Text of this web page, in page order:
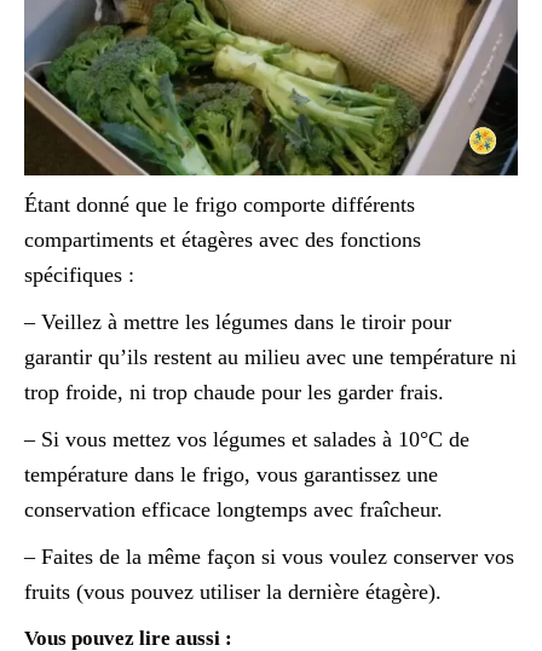
Étant donné que le frigo comporte différents
compartiments et étagères avec des fonctions
spécifiques :
– Veillez à mettre les légumes dans le tiroir pour
garantir qu’ils restent au milieu avec une température ni
trop froide, ni trop chaude pour les garder frais.
– Si vous mettez vos légumes et salades à 10°C de
température dans le frigo, vous garantissez une
conservation efficace longtemps avec fraîcheur.
– Faites de la même façon si vous voulez conserver vos
fruits (vous pouvez utiliser la dernière étagère).
Vous pouvez lire aussi :